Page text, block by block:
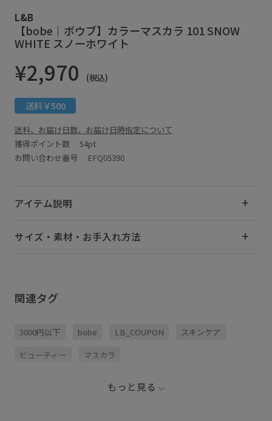
L&B
【bobe｜ボウブ】カラーマスカラ 101 SNOW
WHITE スノーホワイト
¥2,970 (税込)
送料￥500
送料、お届け日数、お届け日時指定について
獲得ポイント数 54pt
お問い合わせ番号 EFQ05390
アイテム説明
サイズ・素材・お手入れ方法
関連タグ
3000円以下 bobe LB_COUPON スキンケア
ビューティー マスカラ
もっと見る